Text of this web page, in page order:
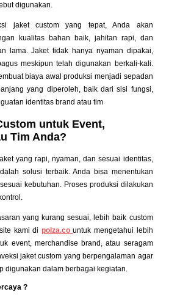
digunakan.
jaket custom yang tepat, Anda akan
kualitas bahan baik, jahitan rapi, dan
lama. Jaket tidak hanya nyaman dipakai,
meskipun telah digunakan berkali-kali.
biaya awal produksi menjadi sepadan
yang diperoleh, baik dari sisi fungsi,
identitas brand atau tim
untuk Event,
Tim Anda?
yang rapi, nyaman, dan sesuai identitas,
solusi terbaik. Anda bisa menentukan
kebutuhan. Proses produksi dilakukan
yang kurang sesuai, lebih baik custom
kami di polza.co untuk mengetahui lebih
event, merchandise brand, atau seragam
jaket custom yang berpengalaman agar
digunakan dalam berbagai kegiatan.
?